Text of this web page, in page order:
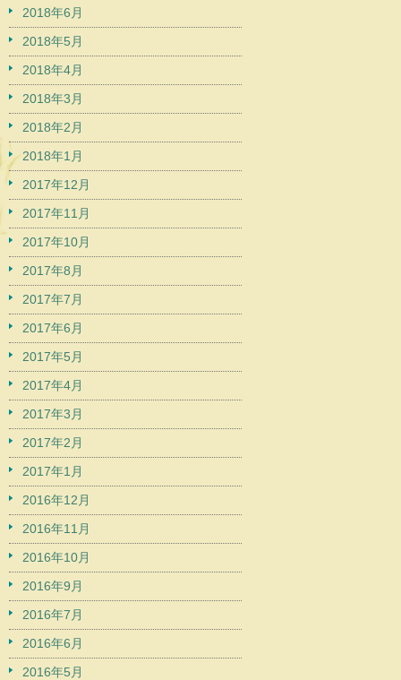
2018年6月
2018年5月
2018年4月
2018年3月
2018年2月
2018年1月
2017年12月
2017年11月
2017年10月
2017年8月
2017年7月
2017年6月
2017年5月
2017年4月
2017年3月
2017年2月
2017年1月
2016年12月
2016年11月
2016年10月
2016年9月
2016年7月
2016年6月
2016年5月